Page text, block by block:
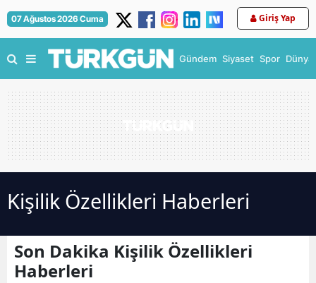
07 Ağustos 2026 Cuma Giriş Yap
Gündem Siyaset Spor Dünya
Kişilik Özellikleri Haberleri
Son Dakika Kişilik Özellikleri
Haberleri